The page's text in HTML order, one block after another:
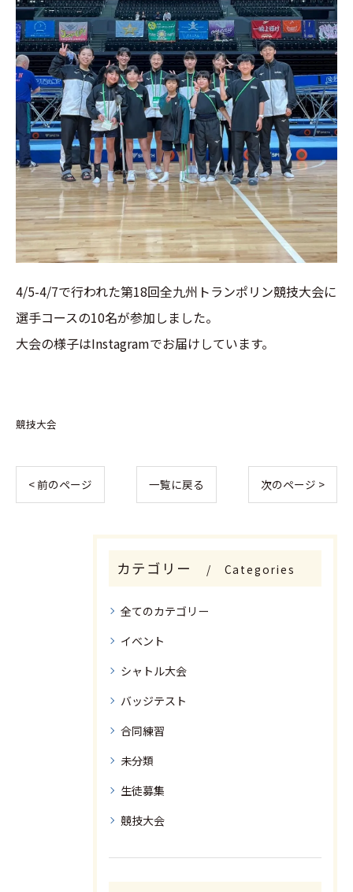
4/5-4/7で行われた第18回全九州トランポリン競技大会に
選手コースの10名が参加しました。
大会の様子はInstagramでお届けしています。
競技大会
< 前のページ 一覧に戻る 次のページ >
カテゴリー Categories
全てのカテゴリー
イベント
シャトル大会
バッジテスト
合同練習
未分類
生徒募集
競技大会